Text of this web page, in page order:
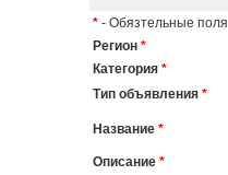
*- Обязтельные поля
Регион *
Категория *
Тип объявления *
Название *
Описание *